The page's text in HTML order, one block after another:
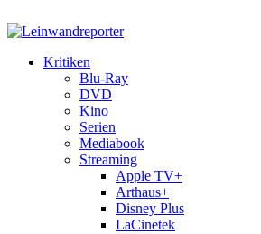
Kritiken
Blu-Ray
DVD
Kino
Serien
Mediabook
Streaming
Apple TV+
Arthaus+
Disney Plus
LaCinetek